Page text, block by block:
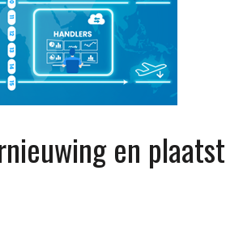
en plaatst